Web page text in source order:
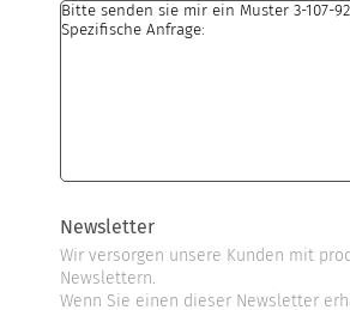
Newsletter
Wir versorgen unsere Kunden mit
Newslettern.
Wenn Sie einen dieser Newsletter